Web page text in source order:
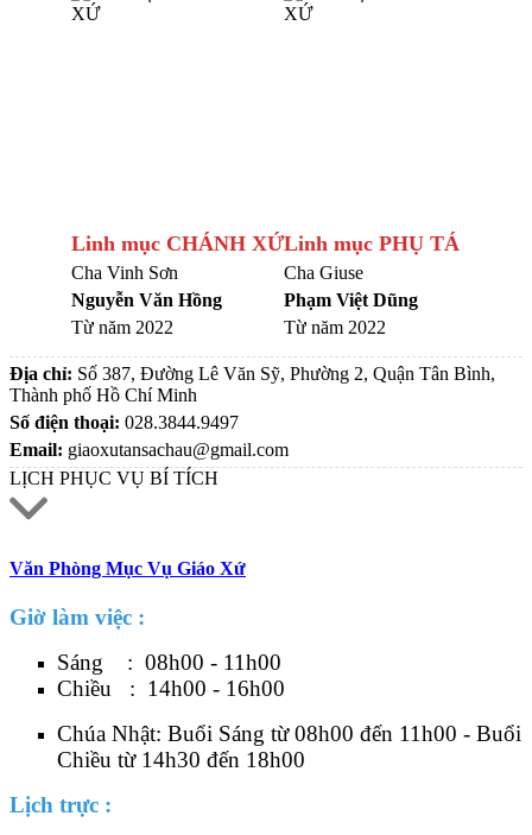
Linh mục CHÁNH XỨ
Cha Vinh Sơn
Nguyễn Văn Hồng
Từ năm 2022
Linh mục PHỤ TÁ
Cha Giuse
Phạm Việt Dũng
Từ năm 2022
Địa chỉ: Số 387, Đường Lê Văn Sỹ, Phường 2, Quận Tân Bình,
Thành phố Hồ Chí Minh
Số điện thoại: 028.3844.9497
Email: giaoxutansachau@gmail.com
LỊCH PHỤC VỤ BÍ TÍCH
Văn Phòng Mục Vụ Giáo Xứ
Giờ làm việc :
Sáng : 08h00 - 11h00
Chiều : 14h00 - 16h00
Chúa Nhật: Buổi Sáng từ 08h00 đến 11h00 - Buổi
Chiều từ 14h30 đến 18h00
Lịch trực :